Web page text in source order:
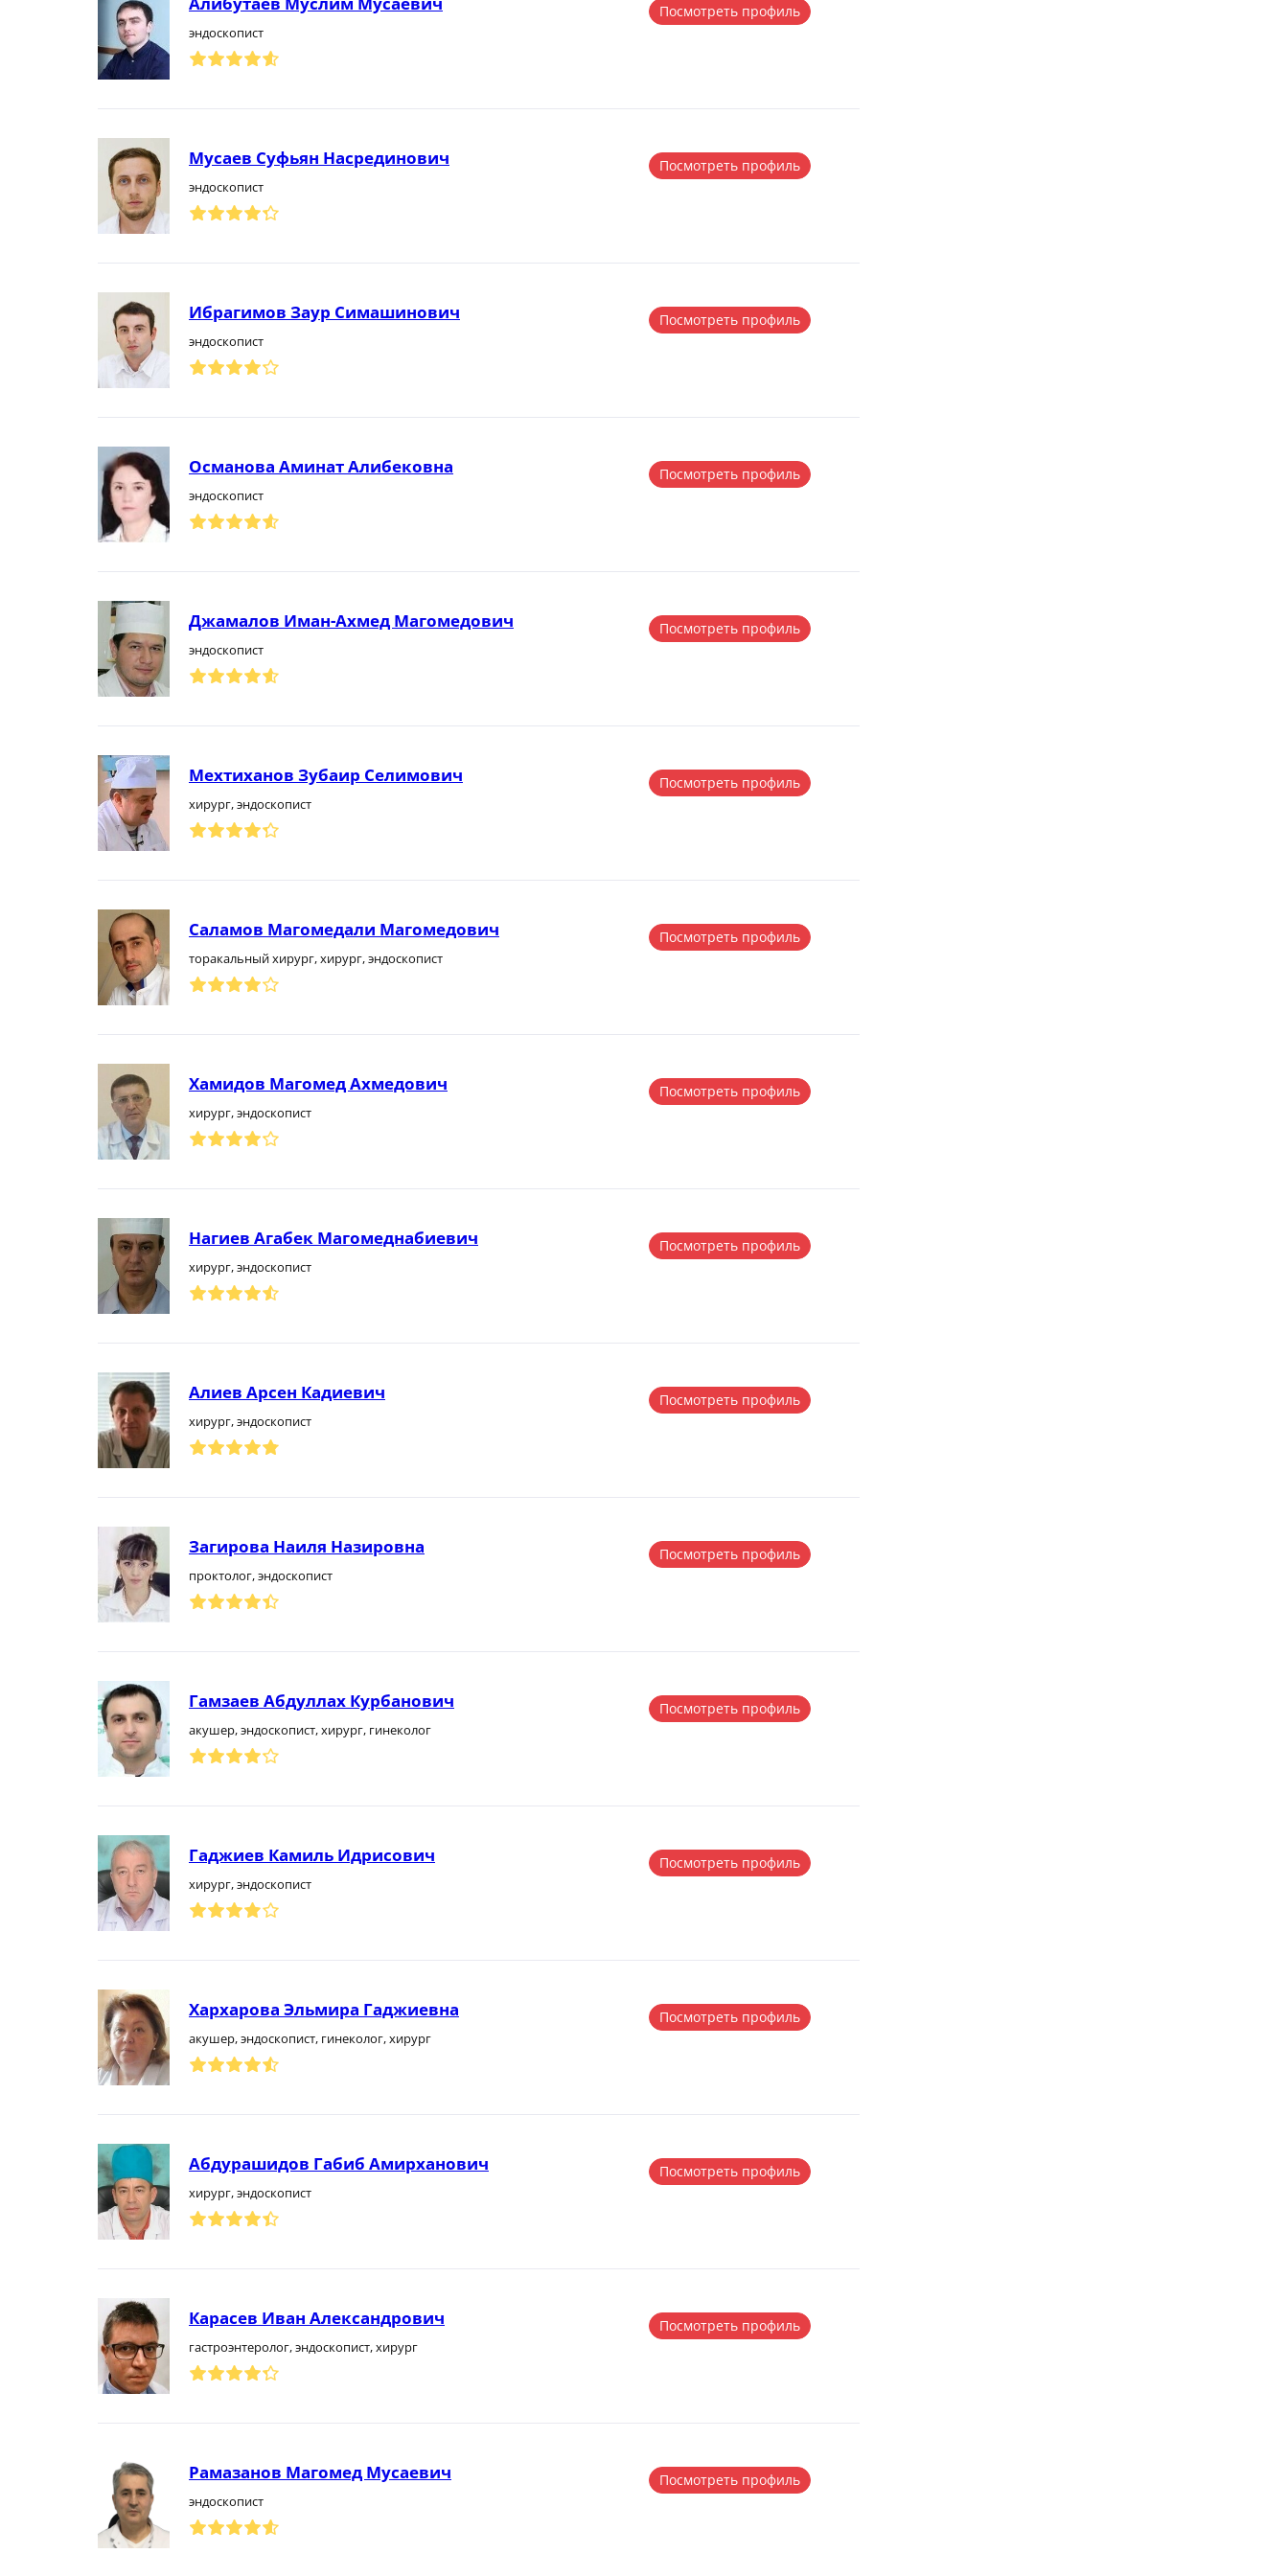
эндоскопист
Посмотреть профиль
Мусаев Суфьян Насрединович
эндоскопист
Посмотреть профиль
Ибрагимов Заур Симашинович
эндоскопист
Посмотреть профиль
Османова Аминат Алибековна
эндоскопист
Посмотреть профиль
Джамалов Иман-Ахмед Магомедович
эндоскопист
Посмотреть профиль
Мехтиханов Зубаир Селимович
хирург, эндоскопист
Посмотреть профиль
Саламов Магомедали Магомедович
торакальный хирург, хирург, эндоскопист
Посмотреть профиль
Хамидов Магомед Ахмедович
хирург, эндоскопист
Посмотреть профиль
Нагиев Агабек Магомеднабиевич
хирург, эндоскопист
Посмотреть профиль
Алиев Арсен Кадиевич
хирург, эндоскопист
Посмотреть профиль
Загирова Наиля Назировна
проктолог, эндоскопист
Посмотреть профиль
Гамзаев Абдуллах Курбанович
акушер, эндоскопист, хирург, гинеколог
Посмотреть профиль
Гаджиев Камиль Идрисович
хирург, эндоскопист
Посмотреть профиль
Хархарова Эльмира Гаджиевна
акушер, эндоскопист, гинеколог, хирург
Посмотреть профиль
Абдурашидов Габиб Амирханович
хирург, эндоскопист
Посмотреть профиль
Карасев Иван Александрович
гастроэнтеролог, эндоскопист, хирург
Посмотреть профиль
Рамазанов Магомед Мусаевич
эндоскопист
Посмотреть профиль